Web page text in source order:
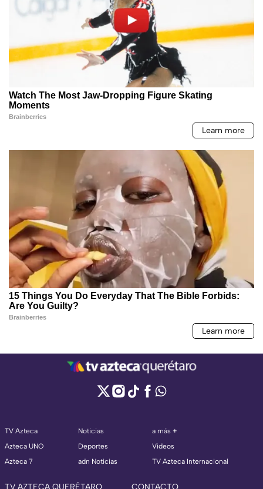
TV Azteca
Azteca UNO
Azteca 7
Noticias
Deportes
adn Noticias
a más +
Videos
TV Azteca Internacional